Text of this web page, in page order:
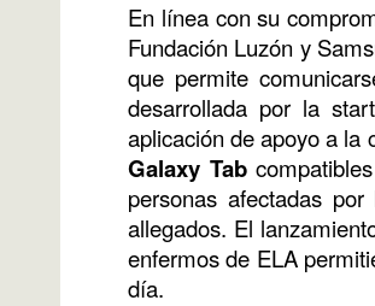
En línea con su
Fundación Luzón y
que permite
desarrollada por la
aplicación de apoyo a la
Galaxy Tab
personas afectadas por
allegados. El
enfermos de ELA
día.